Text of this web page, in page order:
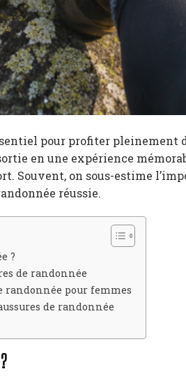
pour profiter pleinement
en une expérience
Souvent, on sous-estime
réussie.
?
de randonnée
randonnée pour femmes
de randonnée